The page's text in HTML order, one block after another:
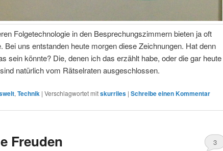
Folgetechnologie in den Besprechungszimmern bieten ja oft
Bei uns entstanden heute morgen diese Zeichnungen. Hat denn
sein könnte? Die, denen ich das erzählt habe, oder die gar heute
natürlich vom Rätselraten ausgeschlossen.
, Technik | Verschlagwortet mitskurriles | Schreibe einen Kommentar
Freuden 3